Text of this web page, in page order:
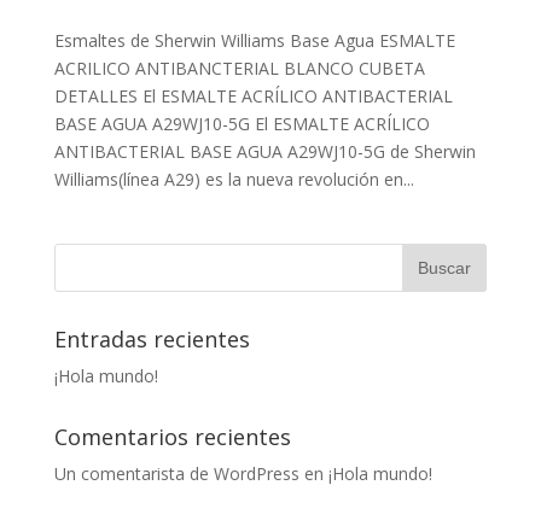
Esmaltes de Sherwin Williams Base Agua ESMALTE
ACRILICO ANTIBANCTERIAL BLANCO CUBETA
DETALLES El ESMALTE ACRÍLICO ANTIBACTERIAL
BASE AGUA A29WJ10-5G El ESMALTE ACRÍLICO
ANTIBACTERIAL BASE AGUA A29WJ10-5G de Sherwin
Williams(línea A29) es la nueva revolución en...
Entradas recientes
¡Hola mundo!
Comentarios recientes
Un comentarista de WordPress en ¡Hola mundo!